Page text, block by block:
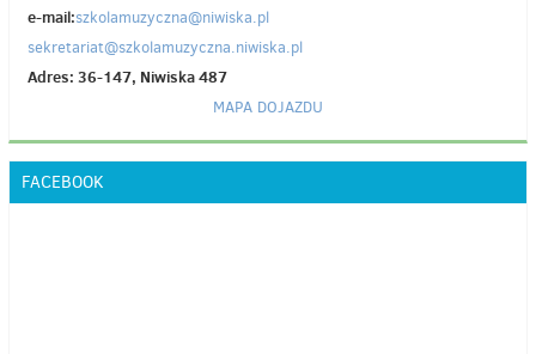
e-mail:szkolamuzyczna@niwiska.pl
sekretariat@szkolamuzyczna.niwiska.pl
Adres: 36-147, Niwiska 487
MAPA DOJAZDU
FACEBOOK